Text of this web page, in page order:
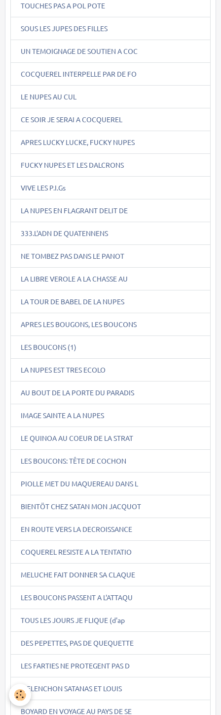
TOUCHES PAS A POL POTE
SOUS LES JUPES DES FILLES
UN TEMOIGNAGE DE SOUTIEN A COC
COCQUEREL INTERPELLE PAR DE FO
LE NUPES AU CUL
CE SOIR JE SERAI A COCQUEREL
APRES LUCKY LUCKE, FUCKY NUPES
FUCKY NUPES ET LES DALCRONS
VIVE LES P.I.Gs
LA NUPES EN FLAGRANT DELIT DE
333.L'ADN DE QUATENNENS
NE TOMBEZ PAS DANS LE PANOT
LA LIBRE VEROLE A LA CHASSE AU
LA TOUR DE BABEL DE LA NUPES
APRES LES BOUGONS, LES BOUCONS
LES BOUCONS (1)
LA NUPES EST TRES ECOLO
AU BOUT DE LA PORTE DU PARADIS
IMAGE SAINTE A LA NUPES
LE QUINOA AU COEUR DE LA STRAT
LES BOUCONS: TÊTE DE COCHON
PIOLLE MET DU MAQUEREAU DANS L
BIENTÖT CHEZ SATAN MON JACQUOT
EN ROUTE VERS LA DECROISSANCE
COQUEREL RESISTE A LA TENTATIO
MELUCHE FAIT DONNER SA CLAQUE
LES BOUCONS PASSENT A L'ATTAQU
TOUS LES JOURS JE FLIQUE (d'ap
DES PEPETTES, PAS DE QUEQUETTE
LES FARTIES NE PROTEGENT PAS D
MELENCHON SATANAS ET LOUIS
BOYARD EN VOYAGE AU PAYS DE SE